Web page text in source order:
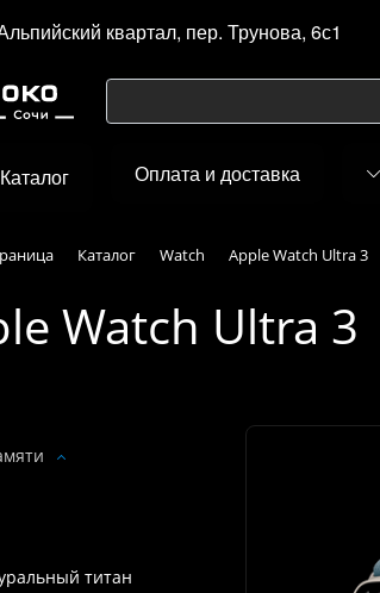
квартал, пер. Трунова, 6с1
Каталог Оплата и доставка
Каталог Watch Apple Watch Ultra 3
Watch Ultra 3
титан